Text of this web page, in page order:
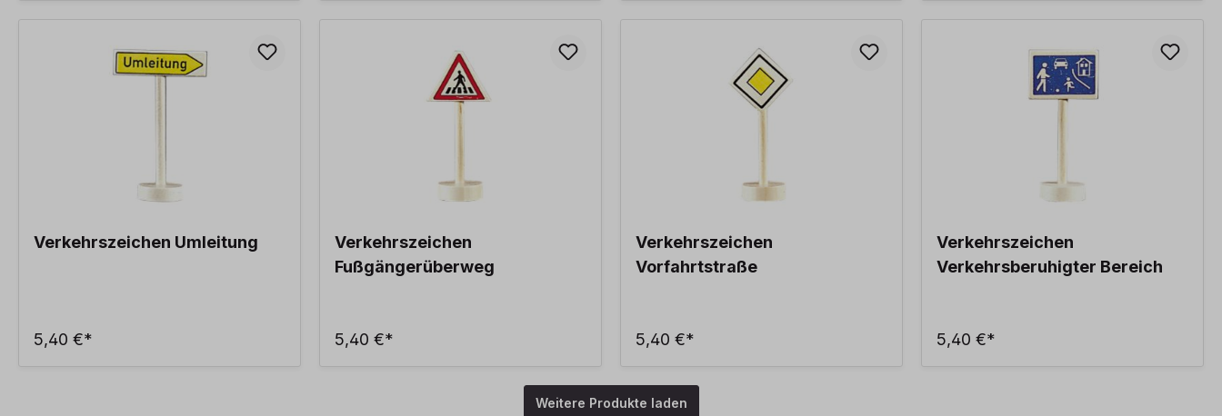
Verkehrszeichen Umleitung
5,40 €*
Verkehrszeichen
Fußgängerüberweg
5,40 €*
Verkehrszeichen
Vorfahrtstraße
5,40 €*
Verkehrszeichen
Verkehrsberuhigter Bereich
5,40 €*
Weitere Produkte laden